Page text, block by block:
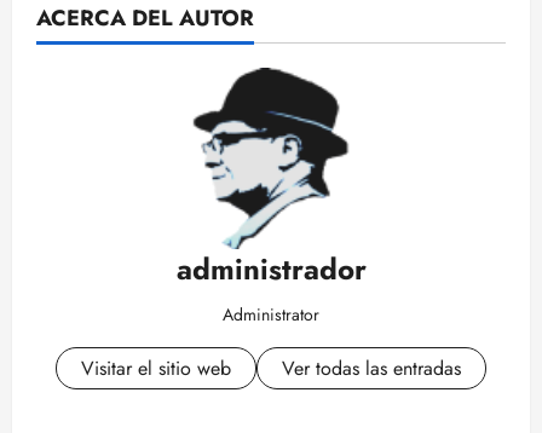
ACERCA DEL AUTOR
administrador
Administrator
Visitar el sitio web Ver todas las entradas